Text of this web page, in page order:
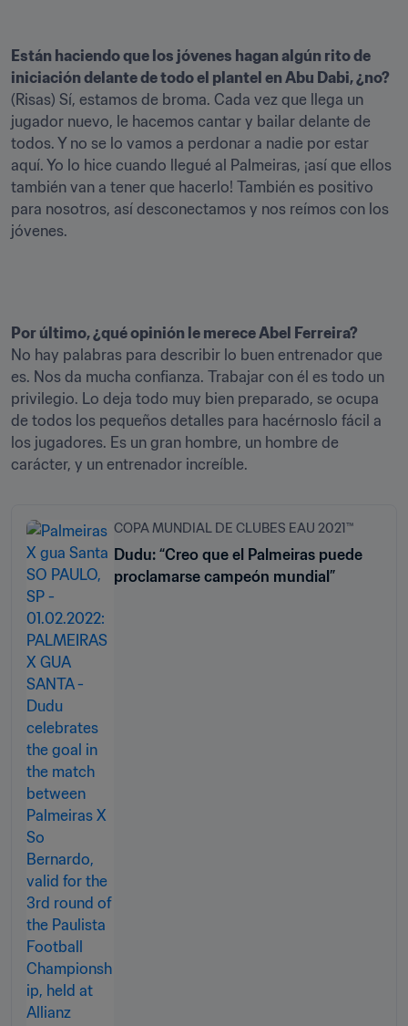
Están haciendo que los jóvenes hagan algún rito de
iniciación delante de todo el plantel en Abu Dabi, ¿no?
(Risas) Sí, estamos de broma. Cada vez que llega un
jugador nuevo, le hacemos cantar y bailar delante de
todos. Y no se lo vamos a perdonar a nadie por estar
aquí. Yo lo hice cuando llegué al Palmeiras, ¡así que ellos
también van a tener que hacerlo! También es positivo
para nosotros, así desconectamos y nos reímos con los
Por último, ¿qué opinión le merece Abel Ferreira?
No hay palabras para describir lo buen entrenador que
es. Nos da mucha confianza. Trabajar con él es todo un
privilegio. Lo deja todo muy bien preparado, se ocupa
de todos los pequeños detalles para hacérnoslo fácil a
los jugadores. Es un gran hombre, un hombre de
carácter, y un entrenador increíble.
COPA MUNDIAL DE CLUBES EAU 2021™
Dudu: “Creo que el Palmeiras puede
proclamarse campeón mundial”